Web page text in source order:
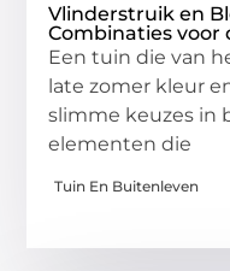
Vlinderstruik en
Combinaties voor
Een tuin die van
late zomer kleur
slimme keuzes in
elementen die
Tuin En Buitenleven